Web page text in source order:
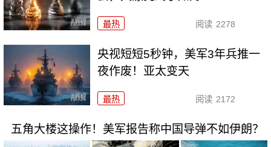
最热 阅读 2278
央视短短5秒钟，美军3年兵推一
夜作废！亚太变天
最热 阅读 2172
五角大楼这操作！美军报告称中国导弹不如伊朗？